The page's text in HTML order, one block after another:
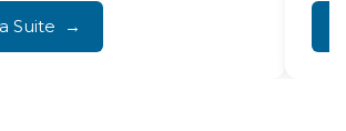
Suite